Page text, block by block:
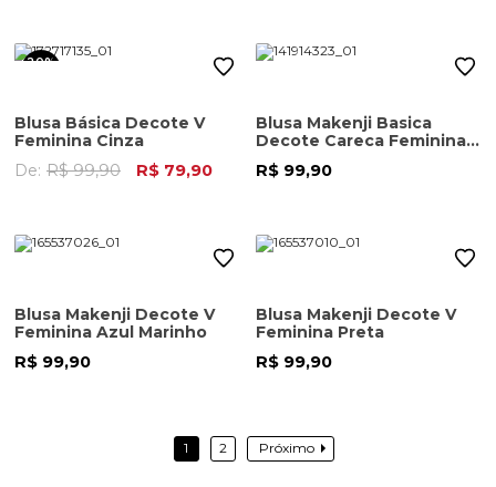
20%
Blusa Básica Decote V
Feminina Cinza
De: R$ 99,90 R$ 79,90
Blusa Makenji Basica
Decote Careca Feminina
R$ 99,90
Blusa Makenji Decote V
Feminina Azul Marinho
R$ 99,90
Blusa Makenji Decote V
Feminina Preta
R$ 99,90
1 2 Próximo